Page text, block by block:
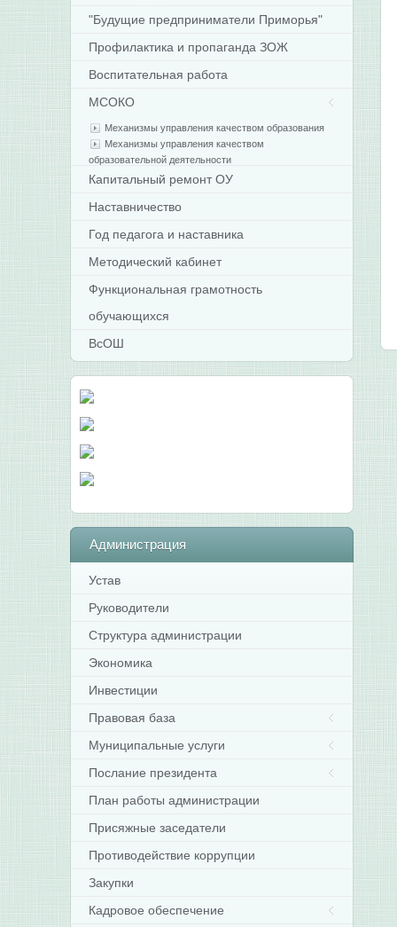
"Будущие предприниматели Приморья"
Профилактика и пропаганда ЗОЖ
Воспитательная работа
МСОКО
Механизмы управления качеством образования
Механизмы управления качеством
образовательной деятельности
Капитальный ремонт ОУ
Наставничество
Год педагога и наставника
Методический кабинет
Функциональная грамотность
обучающихся
ВсОШ
Администрация
Устав
Руководители
Структура администрации
Экономика
Инвестиции
Правовая база
Муниципальные услуги
Послание президента
План работы администрации
Присяжные заседатели
Противодействие коррупции
Закупки
Кадровое обеспечение